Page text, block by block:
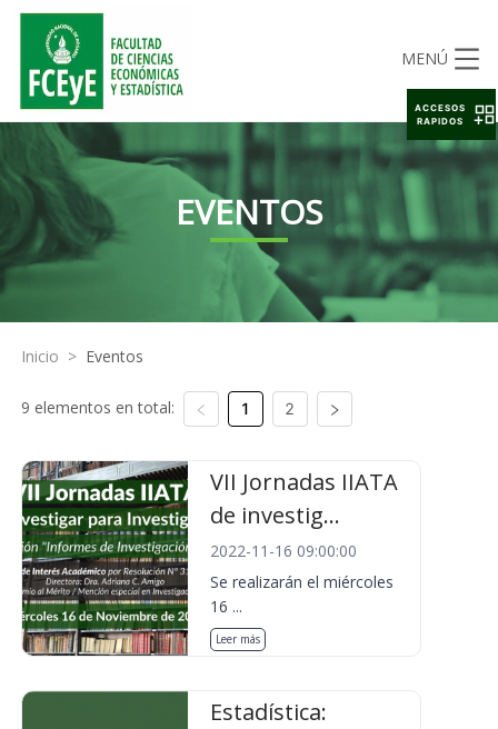
MENÚ
EVENTOS
Inicio > Eventos
9 elementos en total: 1 2
VII Jornadas IIATA
de investig...
2022-11-16 09:00:00
Se realizarán el miércoles
16 ...
Leer más
Estadística:
ACCESOS
RAPIDOS